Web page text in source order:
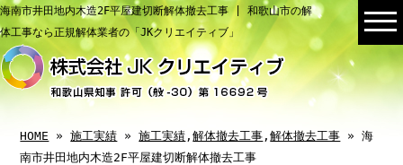
海南市井田地内木造2F平屋建切断解体撤去工事 | 和歌山市の解
体工事なら正規解体業者の「JKクリエイティブ」
HOME »施工実績 »施工実績 ,解体撤去工事 ,解体撤去工事 » 海
南市井田地内木造2F平屋建切断解体撤去工事